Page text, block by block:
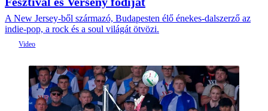
A New Jersey-ből származó, Budapesten élő énekes-dalszerző az
indie-pop, a rock és a soul világát ötvözi.